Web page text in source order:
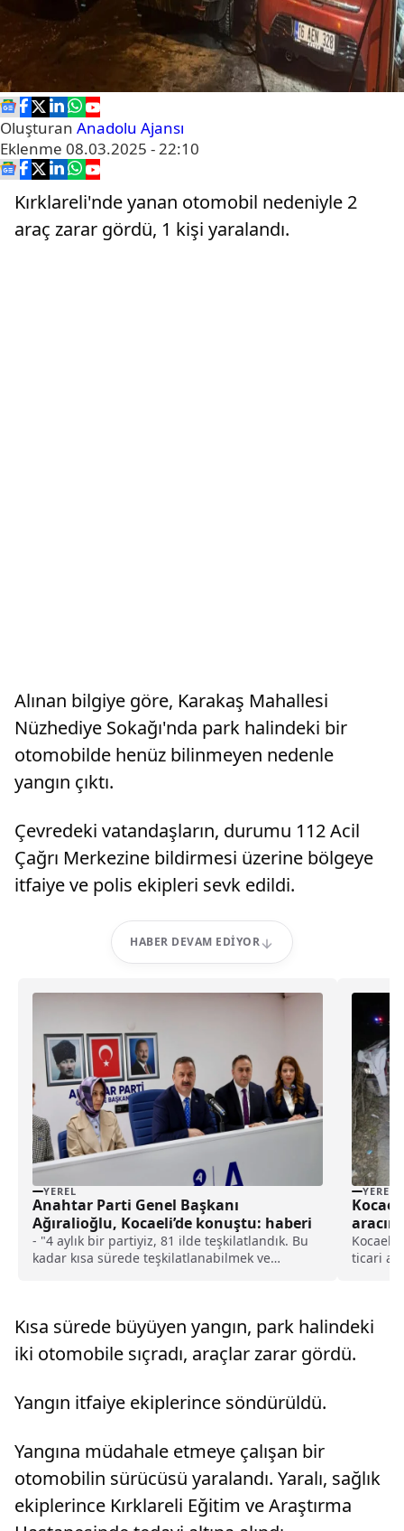
Oluşturan Anadolu Ajansı
Eklenme 08.03.2025 - 22:10
Kırklareli'nde yanan otomobil nedeniyle 2
araç zarar gördü, 1 kişi yaralandı.
Alınan bilgiye göre, Karakaş Mahallesi
Nüzhediye Sokağı'nda park halindeki bir
otomobilde henüz bilinmeyen nedenle
yangın çıktı.
Çevredeki vatandaşların, durumu 112 Acil
Çağrı Merkezine bildirmesi üzerine bölgeye
itfaiye ve polis ekipleri sevk edildi.
HABER DEVAM EDIYOR
YEREL
Anahtar Parti Genel Başkanı
Ağıralioğlu, Kocaeli’de konuştu: haberi
- "4 aylık bir partiyiz, 81 ilde teşkilatlandık. Bu
kadar kısa sürede teşkilatlanabilmek ve
YEREL
aracın
ticari
Kısa sürede büyüyen yangın, park halindeki
iki otomobile sıçradı, araçlar zarar gördü.
Yangın itfaiye ekiplerince söndürüldü.
Yangına müdahale etmeye çalışan bir
otomobilin sürücüsü yaralandı. Yaralı, sağlık
ekiplerince Kırklareli Eğitim ve Araştırma